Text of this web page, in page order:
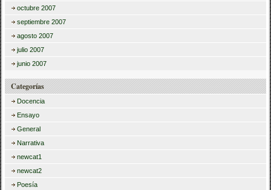
octubre 2007
septiembre 2007
agosto 2007
julio 2007
junio 2007
Categorías
Docencia
Ensayo
General
Narrativa
newcat1
newcat2
Poesía